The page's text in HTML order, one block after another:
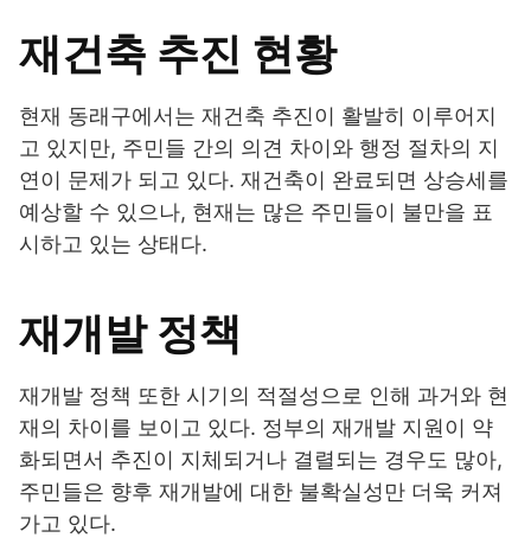
재건축 추진 현황
현재 동래구에서는 재건축 추진이 활발히 이루어지
고 있지만, 주민들 간의 의견 차이와 행정 절차의 지
연이 문제가 되고 있다. 재건축이 완료되면 상승세를
예상할 수 있으나, 현재는 많은 주민들이 불만을 표
시하고 있는 상태다.
재개발 정책
재개발 정책 또한 시기의 적절성으로 인해 과거와 현
재의 차이를 보이고 있다. 정부의 재개발 지원이 약
화되면서 추진이 지체되거나 결렬되는 경우도 많아,
주민들은 향후 재개발에 대한 불확실성만 더욱 커져
가고 있다.